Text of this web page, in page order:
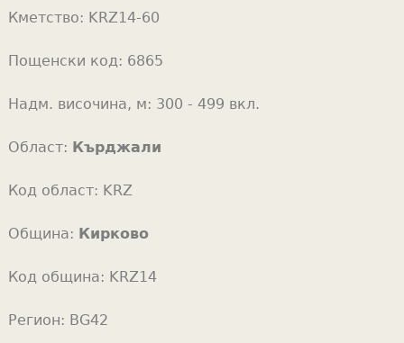
m
e
Кметство: KRZ14-60
Пощенски код: 6865
Надм. височина, м: 300 - 499 вкл.
Област: Кърджали
Код област: KRZ
Община: Кирково
Код община: KRZ14
Регион: BG42